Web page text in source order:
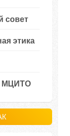
совет
этика
МЦИТО